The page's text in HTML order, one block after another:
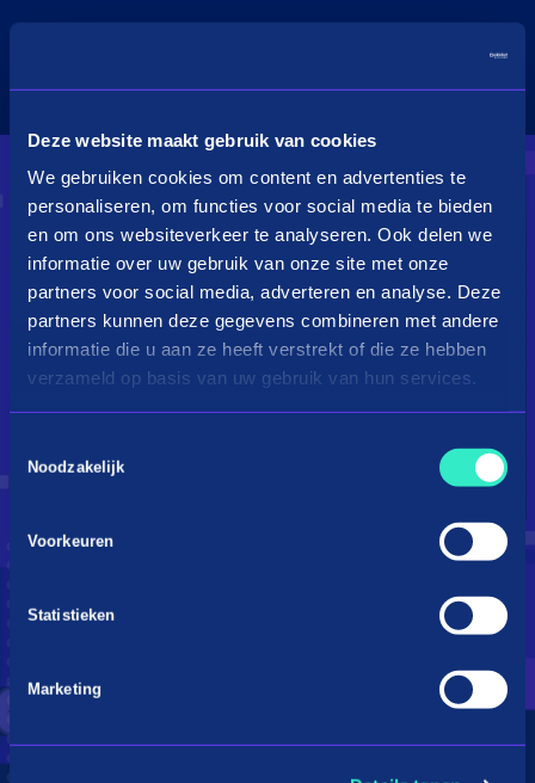
Deze website maakt gebruik van cookies
We gebruiken cookies om content en advertenties te
personaliseren, om functies voor social media te bieden
en om ons websiteverkeer te analyseren. Ook delen we
informatie over uw gebruik van onze site met onze
partners voor social media, adverteren en analyse. Deze
partners kunnen deze gegevens combineren met andere
informatie die u aan ze heeft verstrekt of die ze hebben
verzameld op basis van uw gebruik van hun services.
Noodzakelijk
Voorkeuren
Statistieken
Marketing
Droom je van een kingsize